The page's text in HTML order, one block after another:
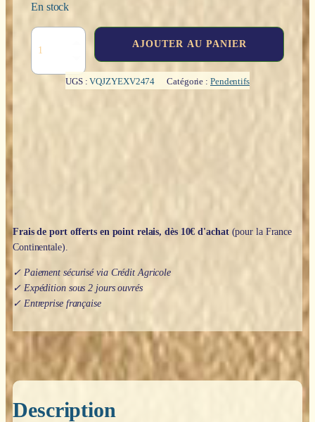
En stock
AJOUTER AU PANIER
UGS :VQJZYEXV2474 Catégorie : Pendentifs
Frais de port offerts en point relais, dès 10€ d'achat(pour la France
Continentale).
✓ Paiement sécurisé via Crédit Agricole
✓ Expédition sous 2 jours ouvrés
✓ Entreprise française
Description